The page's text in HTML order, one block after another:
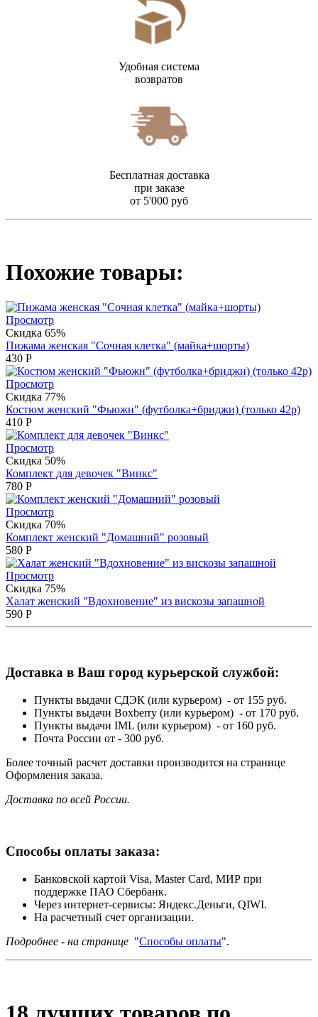
Удобная система
возвратов
Бесплатная доставка
при заказе
от 5'000 руб
Похожие товары:
Просмотр
Скидка 65%
Пижама женская "Сочная клетка" (майка+шорты)
430 Р
Просмотр
Скидка 77%
Костюм женский "Фьюжн" (футболка+бриджи) (только 42р)
410 Р
Просмотр
Скидка 50%
Комплект для девочек "Винкс"
780 Р
Просмотр
Скидка 70%
Комплект женский "Домашний" розовый
580 Р
Просмотр
Скидка 75%
Халат женский "Вдохновение" из вискозы запашной
590 Р
Доставка в Ваш город курьерской службой:
Пункты выдачи СДЭК (или курьером) - от 155 руб.
Пункты выдачи Boxberry (или курьером) - от 170 руб.
Пункты выдачи IML (или курьером) - от 160 руб.
Почта России от - 300 руб.
Более точный расчет доставки производится на странице
Оформления заказа.
Доставка по всей России.
Способы оплаты заказа:
Банковской картой Visa, Master Card, МИР при
поддержке ПАО Сбербанк.
Через интернет-сервисы: Яндекс.Деньги, QIWI.
На расчетный счет организации.
Подробнее - на странице "Способы оплаты".